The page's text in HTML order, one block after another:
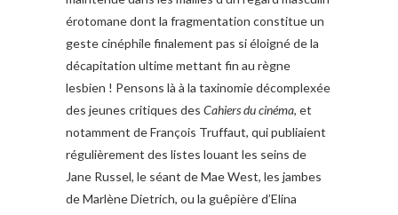
érotomane dont la fragmentation constitue un
geste cinéphile finalement pas si éloigné de la
décapitation ultime mettant fin au règne
lesbien ! Pensons là à la taxinomie décomplexée
des jeunes critiques des Cahiers du cinéma, et
notamment de François Truffaut, qui publiaient
régulièrement des listes louant les seins de
Jane Russel, le séant de Mae West, les jambes
de Marlène Dietrich, ou la guêpière d’Elina